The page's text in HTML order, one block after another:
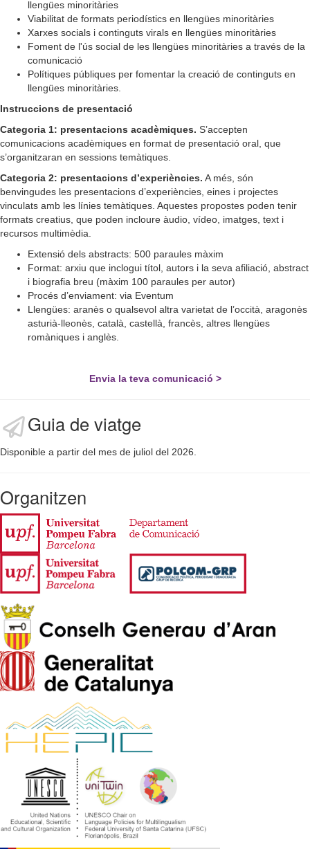
llengües minoritàries
Viabilitat de formats periodístics en llengües minoritàries
Xarxes socials i continguts virals en llengües minoritàries
Foment de l'ús social de les llengües minoritàries a través de la
comunicació
Polítiques públiques per fomentar la creació de continguts en
llengües minoritàries.
Instruccions de presentació
Categoria 1: presentacions acadèmiques. S’accepten
comunicacions acadèmiques en format de presentació oral, que
s’organitzaran en sessions temàtiques.
Categoria 2: presentacions d’experiències. A més, són
benvingudes les presentacions d’experiències, eines i projectes
vinculats amb les línies temàtiques. Aquestes propostes poden tenir
formats creatius, que poden incloure àudio, vídeo, imatges, text i
recursos multimèdia.
Extensió dels abstracts: 500 paraules màxim
Format: arxiu que inclogui títol, autors i la seva afiliació, abstract
i biografia breu (màxim 100 paraules per autor)
Procés d’enviament: via Eventum
Llengües: aranès o qualsevol altra varietat de l’occità, aragonès
asturià-lleonès, català, castellà, francès, altres llengües
romàniques i anglès.
Envia la teva comunicació >
Guia de viatge
Disponible a partir del mes de juliol del 2026.
Organitzen